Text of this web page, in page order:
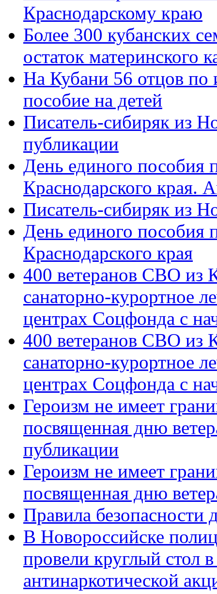
Краснодарскому краю
Более 300 кубанских
остаток материнского
На Кубани 56 отцов по
пособие на детей
Писатель-сибиряк из
публикации
День единого пособия
Краснодарского края.
Писатель-сибиряк из
День единого пособия
Краснодарского края
400 ветеранов СВО из
санаторно-курортное
центрах Соцфонда с
400 ветеранов СВО из
санаторно-курортное
центрах Соцфонда с
Героизм не имеет
посвященная дню
публикации
Героизм не имеет
посвященная дню
Правила безопасности
В Новороссийске
провели круглый стол
антинаркотической